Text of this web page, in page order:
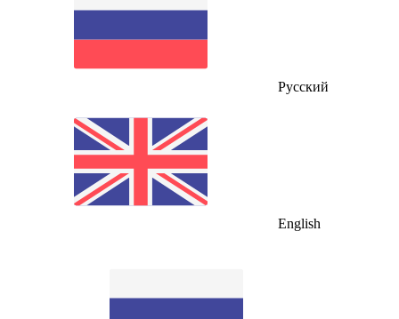
Русский
English